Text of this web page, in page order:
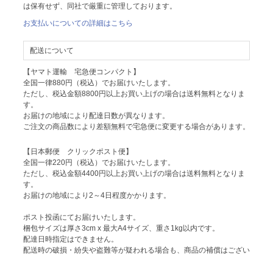
は保有せず、同社で厳重に管理しております。
お支払いについての詳細はこちら
配送について
【ヤマト運輸 宅急便コンパクト】
全国一律880円（税込）でお届けいたします。
ただし、税込金額8800円以上お買い上げの場合は送料無料となりま
す。
お届けの地域により配達日数が異なります。
ご注文の商品数により差額無料で宅急便に変更する場合があります。
【日本郵便 クリックポスト便】
全国一律220円（税込）でお届けいたします。
ただし、税込金額4400円以上お買い上げの場合は送料無料となりま
す。
お届けの地域により2～4日程度かかります。
ポスト投函にてお届けいたします。
梱包サイズは厚さ3cm x 最大A4サイズ、重さ1kg以内です。
配達日時指定はできません。
配送時の破損・紛失や盗難等が疑われる場合も、商品の補償はござい